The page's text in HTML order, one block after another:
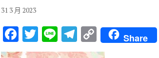
31 3 月 2023
F
ac
T
w
Li
n
T
el
C
o
Share